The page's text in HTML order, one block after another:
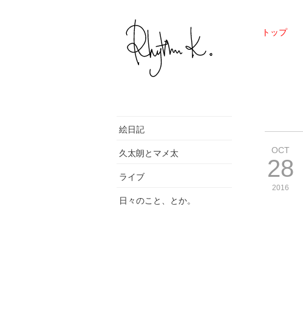
トップ
絵日記
久太朗とマメ太
ライブ
日々のこと、とか。
OCT
28
2016